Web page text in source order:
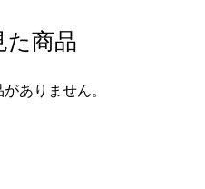
た商品
ありません。